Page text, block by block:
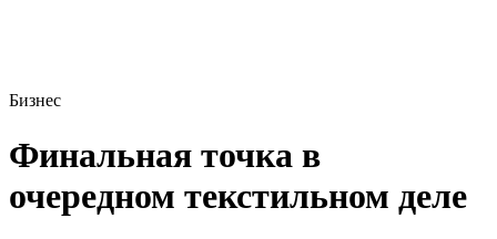
Бизнес
Финальная точка в
очередном текстильном деле